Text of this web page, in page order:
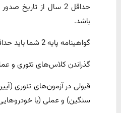
حداقل 2 سال از
باشد.
گواهینامه پایه 2 شما باید حداقل 6 ماه اعتبار داشته باشد.
گذراندن کلاس‌های تئوری و
قبولی در آزمون‌های تئوری
سنگین) و عملی (با